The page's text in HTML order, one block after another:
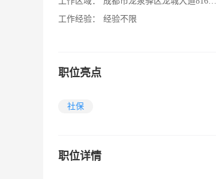
工作经验：
经验不限
职位亮点
社保
职位详情